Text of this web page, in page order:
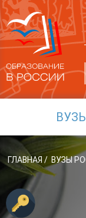
ГЛАВНАЯ / ВУЗЫ